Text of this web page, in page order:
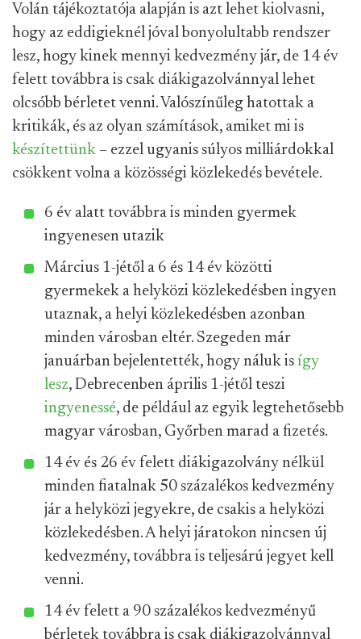
Volán tájékoztatója alapján is azt lehet kiolvasni,
hogy az eddigieknél jóval bonyolultabb rendszer
lesz, hogy kinek mennyi kedvezmény jár, de 14 év
felett továbbra is csak diákigazolvánnyal lehet
olcsóbb bérletet venni. Valószínűleg hatottak a
kritikák, és az olyan számítások, amiket mi is
készítettünk – ezzel ugyanis súlyos milliárdokkal
csökkent volna a közösségi közlekedés bevétele.
6 év alatt továbbra is minden gyermek
ingyenesen utazik
Március 1-jétől a 6 és 14 év közötti
gyermekek a helyközi közlekedésben ingyen
utaznak, a helyi közlekedésben azonban
minden városban eltér. Szegeden már
januárban bejelentették, hogy náluk is így
lesz, Debrecenben április 1-jétől teszi
ingyenessé, de például az egyik legtehetősebb
magyar városban, Győrben marad a fizetés.
14 év és 26 év felett diákigazolvány nélkül
minden fiatalnak 50 százalékos kedvezmény
jár a helyközi jegyekre, de csakis a helyközi
közlekedésben. A helyi járatokon nincsen új
kedvezmény, továbbra is teljesárú jegyet kell
venni.
14 év felett a 90 százalékos kedvezményű
bérletek továbbra is csak diákigazolvánnyal